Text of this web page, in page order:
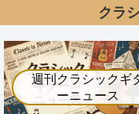
クラ
週刊クラシックギ
ーニュース